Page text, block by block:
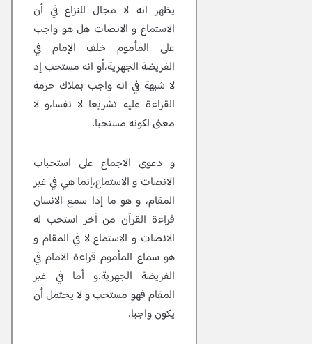
يظهر انه لا مجال للنزاع في أن
الاستماع و الانصات هل هو واجب
على المأموم خلف الإمام في
الفريضة الجهرية،أو انه مستحب إذ
لا شبهة في انه واجب بملاك حرمة
القراءة عليه تشريعا لا نفسا،و لا
معنى لكونه مستحبا.
و دعوى الاجماع على استحباب
الانصات و الاستماع،إنما هي في غير
المقام، و هو ما إذا سمع الانسان
قراءة القرآن من آخر استحب له
الانصات و الاستماع لا في المقام و
هو سماع المأموم قراءة الامام في
الفريضة الجهرية.و أما في غير
المقام فهو مستحب و لا يحتمل أن
يكون واجبا.